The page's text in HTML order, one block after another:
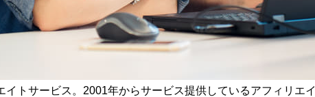
イトサービス。2001年からサービス提供しているアフィリエ